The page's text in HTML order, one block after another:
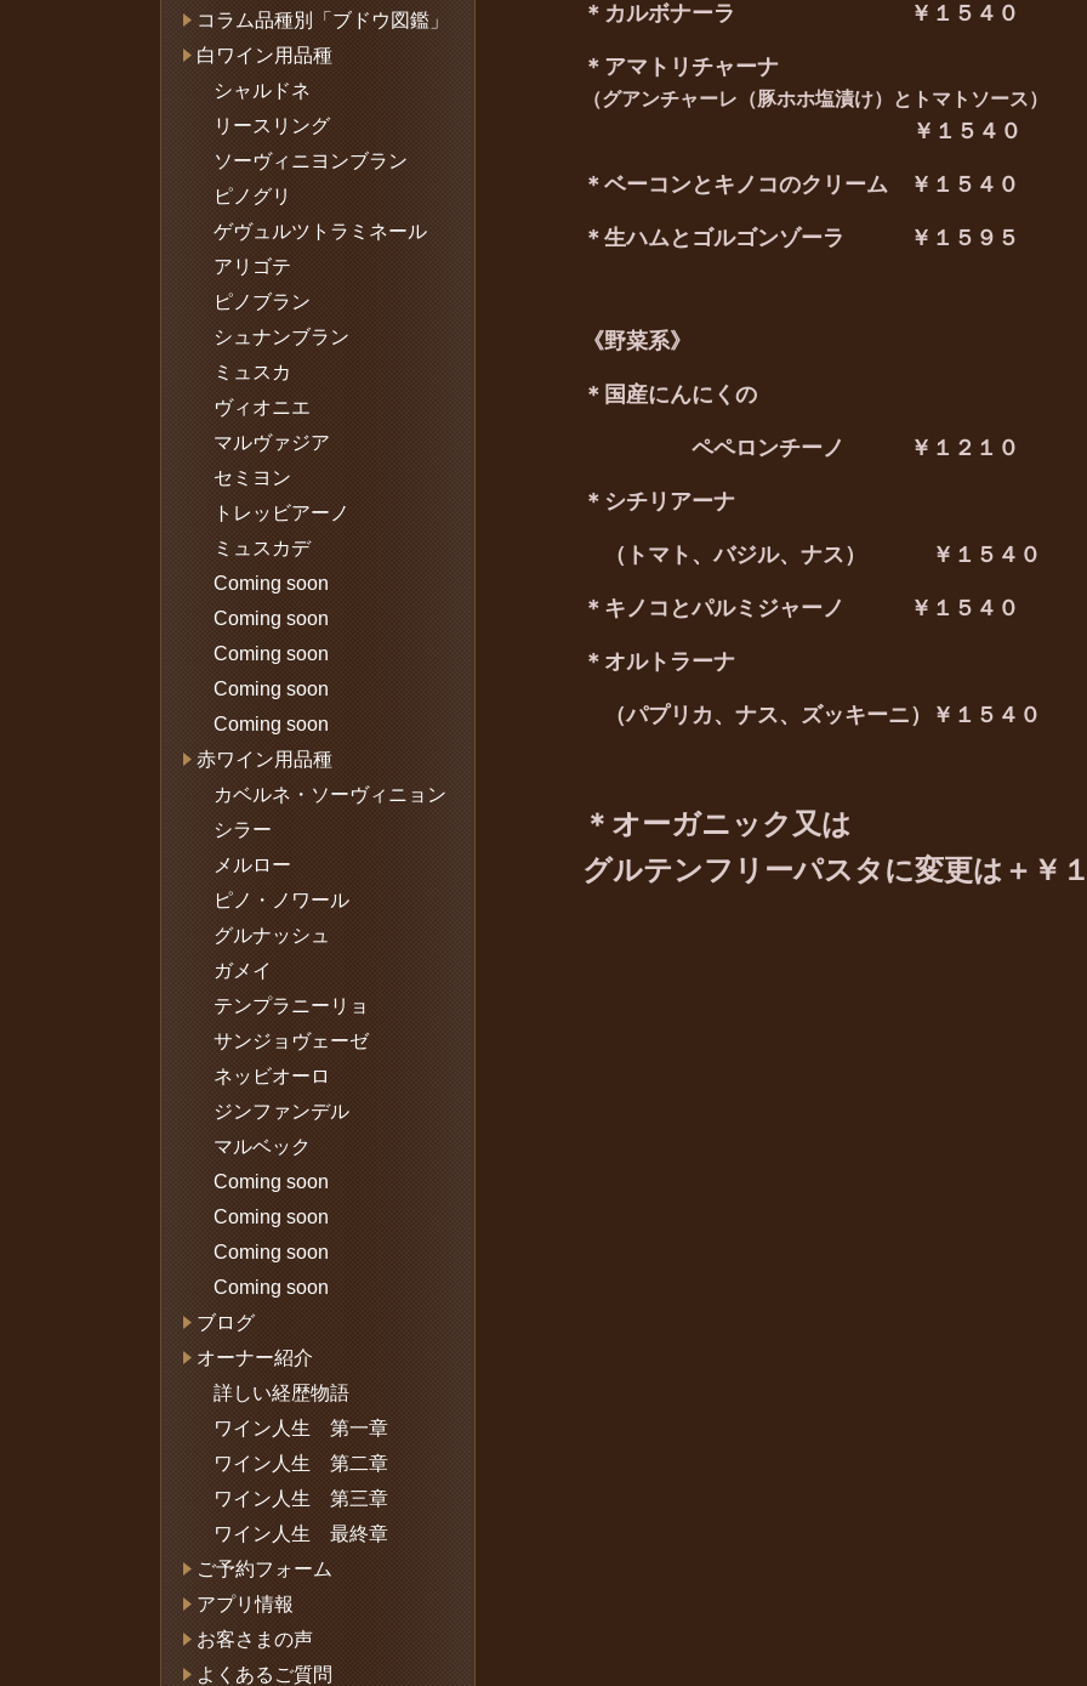
＊カルボナーラ ￥１５４０
＊アマトリチャーナ
（グアンチャーレ（豚ホホ塩漬け）とトマトソース）
￥１５４０
＊ベーコンとキノコのクリーム ￥１５４０
＊生ハムとゴルゴンゾーラ ￥１５９５
《野菜系》
＊国産にんにくの
ペペロンチーノ ￥１２１０
＊シチリアーナ
（トマト、バジル、ナス） ￥１５４０
＊キノコとパルミジャーノ ￥１５４０
＊オルトラーナ
（パプリカ、ナス、ズッキーニ）￥１５４０
＊オーガニック又は
グルテンフリーパスタに変更は＋￥
コラム品種別「ブドウ図鑑」
白ワイン用品種
シャルドネ
リースリング
ソーヴィニヨンブラン
ピノグリ
ゲヴュルツトラミネール
アリゴテ
ピノブラン
シュナンブラン
ミュスカ
ヴィオニエ
マルヴァジア
セミヨン
トレッビアーノ
ミュスカデ
Coming soon
Coming soon
Coming soon
Coming soon
Coming soon
赤ワイン用品種
カベルネ・ソーヴィニョン
シラー
メルロー
ピノ・ノワール
グルナッシュ
ガメイ
テンプラニーリョ
サンジョヴェーゼ
ネッビオーロ
ジンファンデル
マルベック
Coming soon
Coming soon
Coming soon
Coming soon
ブログ
オーナー紹介
詳しい経歴物語
ワイン人生 第一章
ワイン人生 第二章
ワイン人生 第三章
ワイン人生 最終章
ご予約フォーム
アプリ情報
お客さまの声
よくあるご質問